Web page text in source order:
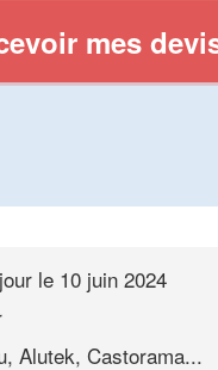
mes
le 10 juin 2024
Alutek, Castorama...